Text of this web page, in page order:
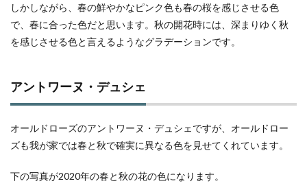
しかしながら、春の鮮やかなピンク色も春の桜を感じさせる色
で、春に合った色だと思います。秋の開花時には、深まりゆく秋
を感じさせる色と言えるようなグラデーションです。
アントワーヌ・デュシェ
オールドローズのアントワーヌ・デュシェですが、オールドロー
ズも我が家では春と秋で確実に異なる色を見せてくれています。
下の写真が2020年の春と秋の花の色になります。